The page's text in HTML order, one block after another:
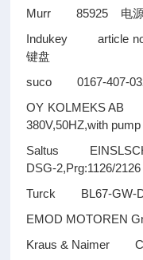
Murr 85925 电源
Indukey article
键盘
suco 0167-407-
OY KOLMEKS AB
380V,50HZ,with pump
Saltus
DSG-2,Prg:1126/
Turck BL67-GW-
EMOD MOTOREN
Kraus & Naimer